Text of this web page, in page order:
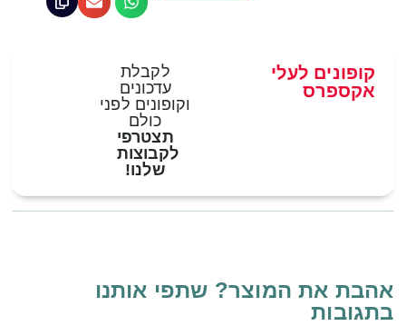
לקבלת
עדכונים
וקופונים לפני
כולם
תצטרפי
לקבוצות
שלנו!
קופונים לעלי
אקספרס
אהבת את המוצר? שתפי אותנו
בתגובות